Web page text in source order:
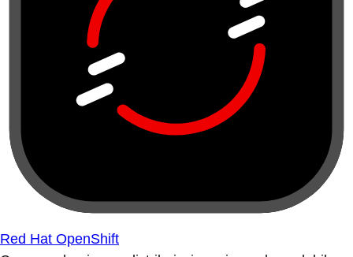
Red Hat OpenShift